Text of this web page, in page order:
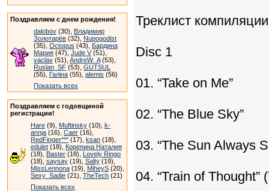
Поздравляем с днем рождения!
dalobov (30), Владимир
Золотарёв (32), Nupogodist
(35), Octopus (43), Бардина
Мария (47), Jude V(51),
vaclav (51), AndreW_A(53),
Ruslan_SF (53), GUTSUL
(55), Галіна (55), alemis (56)
Показать всех
Поздравляем с годовщиной
регистрации!
Hare (9), Muftinsky (10), k-
annja (16), Caer (16),
RedFinger*** (17), ksan (18),
edulet (18), Корепина Наталия
(18), Baster (18), Lovely Ringo
(18), saysay (19), Salty (19),
MissLennona (19), MiheyS (20),
Sexy_Sadie (21), TheTech (21)
Показать всех
Треклист
Disc 1
01. “Take on Me”
02. “The Blue Sky”
03. “The Sun Always
04. “Train of Thought”